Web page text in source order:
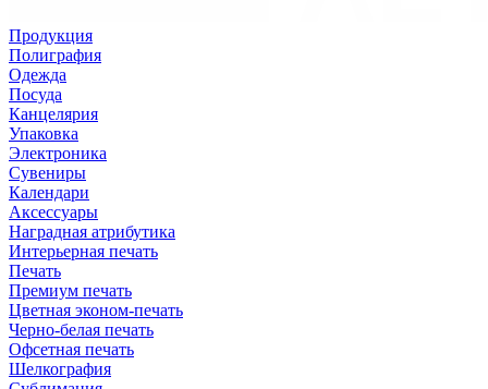
Продукция
Полиграфия
Одежда
Посуда
Канцелярия
Упаковка
Электроника
Сувениры
Календари
Аксессуары
Наградная атрибутика
Интерьерная печать
Печать
Премиум печать
Цветная эконом-печать
Черно-белая печать
Офсетная печать
Шелкография